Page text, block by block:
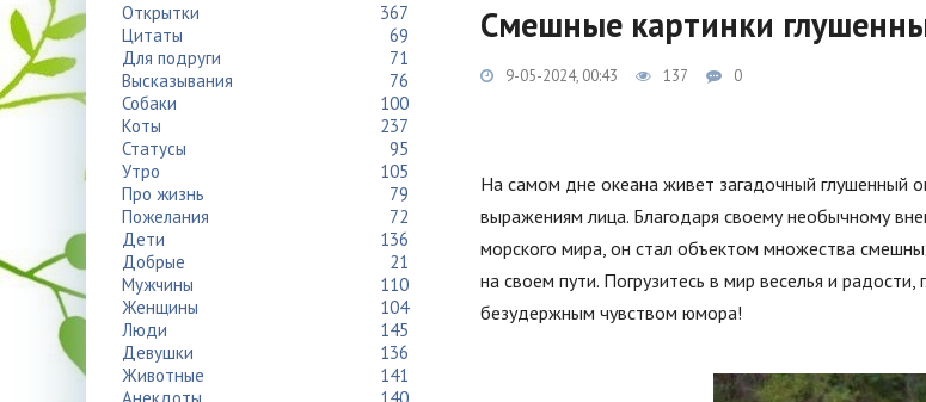
Смешные картинки
9-05-2024, 00:43 137 0
На самом дне океана живет загадочный глушенный
выражениям лица. Благодаря своему необычному
морского мира, он стал объектом множества
на своем пути. Погрузитесь в мир веселья и
безудержным чувством юмора!
Открытки
367
Цитаты
69
Для подруги
71
Высказывания
76
Собаки
100
Коты
237
Статусы
95
Утро
105
Про жизнь
79
Пожелания
72
Дети
136
Добрые
21
Мужчины
110
Женщины
104
Люди
145
Девушки
136
Животные
141